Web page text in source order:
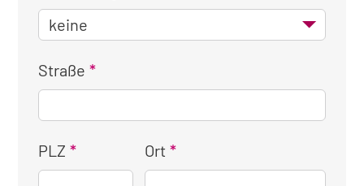
Straße
PLZ Ort